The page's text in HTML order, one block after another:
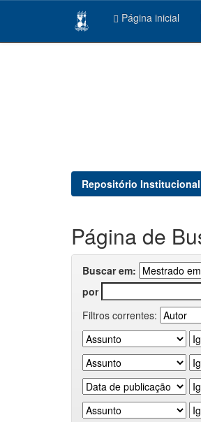
Página inicial
Repositório Institucional
Página de
Buscar em:
por
Filtros correntes: